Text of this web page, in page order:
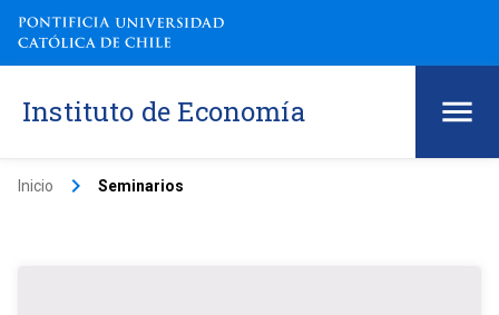
Instituto de Economía
Inicio keyboard_arrow_right Seminarios